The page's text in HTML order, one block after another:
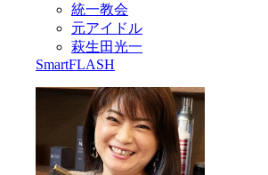
統一教会
元アイドル
萩生田光一
SmartFLASH